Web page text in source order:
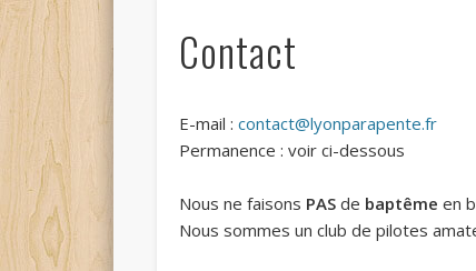
Contact
E-mail : contact@lyonparapente.fr
Permanence : voir ci-dessous
Nous ne faisons PASde baptême en
Nous sommes un club de pilotes